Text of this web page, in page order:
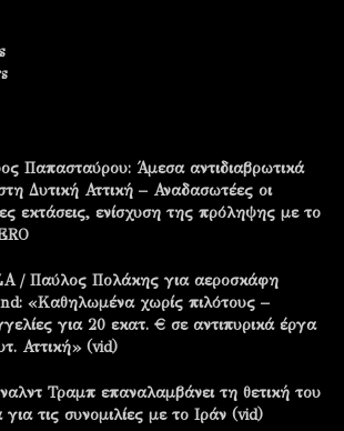
Παπασταύρου: Άμεσα αντιδιαβρωτικά
Δυτική Αττική – Αναδασωτέες οι
εκτάσεις, ενίσχυση της πρόληψης με το
/ Παύλος Πολάκης για αεροσκάφη
«Καθηλωμένα χωρίς πιλότους –
για 20 εκατ. € σε αντιπυρικά έργα
Αττική» (vid)
Τραμπ επαναλαμβάνει τη θετική του
για τις συνομιλίες με το Ιράν (vid)